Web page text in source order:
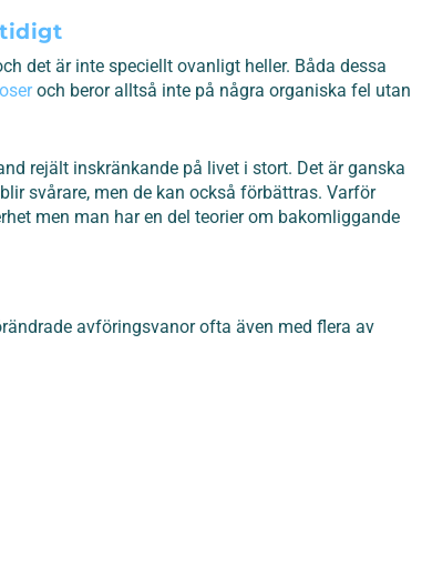
det är inte speciellt ovanligt heller. Båda dessa
och beror alltså inte på några organiska fel utan
rejält inskränkande på livet i stort. Det är ganska
svårare, men de kan också förbättras. Varför
men man har en del teorier om bakomliggande
avföringsvanor ofta även med flera av